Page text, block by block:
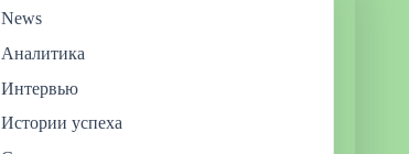
News
Аналитика
Интервью
Истории успеха